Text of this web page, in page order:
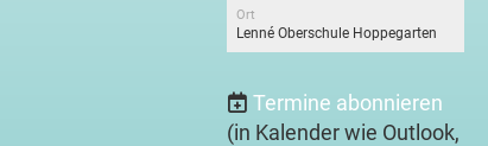
Ort
Lenné Oberschule Hoppegarten
Termine abonnieren
(in Kalender wie Outlook,